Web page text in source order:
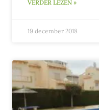
VERDER LEZEN »
19 december 2018